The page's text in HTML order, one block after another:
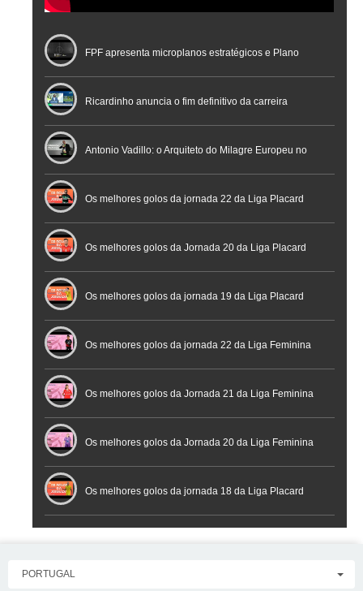
FPF apresenta microplanos estratégicos e Plano
Nacional de Arbitragem
Ricardinho anuncia o fim definitivo da carreira
profissional em conferência histórica na Cidade do
Futebol
Antonio Vadillo: o Arquiteto do Milagre Europeu no
Futsal | Documentário
Os melhores golos da jornada 22 da Liga Placard
Os melhores golos da Jornada 20 da Liga Placard
Futsal
Os melhores golos da jornada 19 da Liga Placard
Os melhores golos da jornada 22 da Liga Feminina
Placard
Os melhores golos da Jornada 21 da Liga Feminina
Placard
Os melhores golos da Jornada 20 da Liga Feminina
Placard
Os melhores golos da jornada 18 da Liga Placard
PORTUGAL